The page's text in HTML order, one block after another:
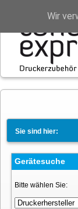
Sie sind hier:
Gerätesuche
Bitte wählen Sie:
Wir